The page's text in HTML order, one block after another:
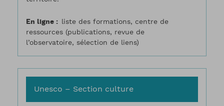
En ligne
liste des formations, centre de
ressources (publications, revue de
l’observatoire, sélection de liens)
Unesco – Section culture